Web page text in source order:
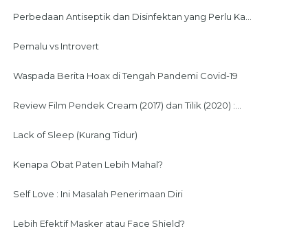
Perbedaan Antiseptik dan Disinfektan yang Perlu Ka...
Pemalu vs Introvert
Waspada Berita Hoax di Tengah Pandemi Covid-19
Review Film Pendek Cream (2017) dan Tilik (2020) :...
Lack of Sleep (Kurang Tidur)
Kenapa Obat Paten Lebih Mahal?
Self Love : Ini Masalah Penerimaan Diri
Lebih Efektif Masker atau Face Shield?